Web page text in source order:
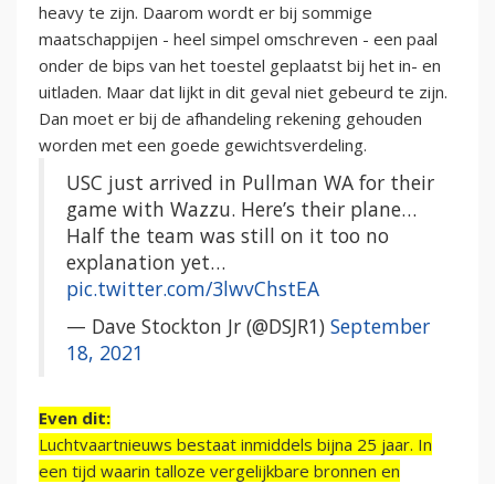
heavy te zijn. Daarom wordt er bij sommige
maatschappijen - heel simpel omschreven - een paal
onder de bips van het toestel geplaatst bij het in- en
uitladen. Maar dat lijkt in dit geval niet gebeurd te zijn.
Dan moet er bij de afhandeling rekening gehouden
worden met een goede gewichtsverdeling.
USC just arrived in Pullman WA for their
game with Wazzu. Here’s their plane…
Half the team was still on it too no
explanation yet…
pic.twitter.com/3lwvChstEA
— Dave Stockton Jr (@DSJR1) September
18, 2021
Even dit:
Luchtvaartnieuws bestaat inmiddels bijna 25 jaar. In
een tijd waarin talloze vergelijkbare bronnen en